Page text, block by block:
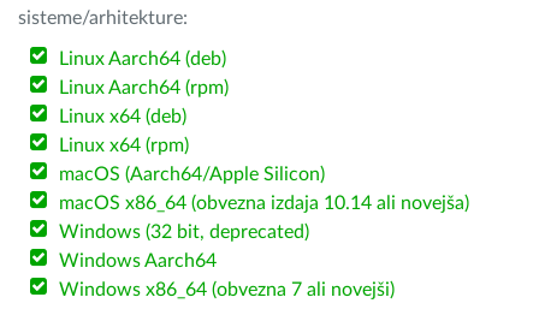
sisteme/arhitekture:
Linux Aarch64 (deb)
Linux Aarch64 (rpm)
Linux x64 (deb)
Linux x64 (rpm)
macOS (Aarch64/Apple Silicon)
macOS x86_64 (obvezna izdaja 10.14 ali novejša)
Windows (32 bit, deprecated)
Windows Aarch64
Windows x86_64 (obvezna 7 ali novejši)